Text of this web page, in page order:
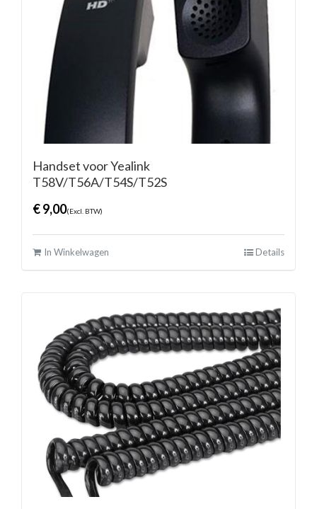
Handset voor Yealink
T58V/T56A/T54S/T52S
€9,00(Excl. BTW)
In Winkelwagen Details